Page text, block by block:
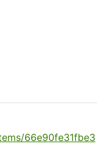
66e90fe31fbe3